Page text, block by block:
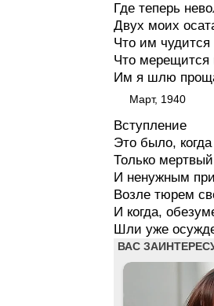
Где теперь
Двух моих
Что им чудится
Что мерещится
Им я шлю
Март, 1940
Вступление
Это было,
Только
И ненужным
Возле тюрем
И когда,
Шли уже